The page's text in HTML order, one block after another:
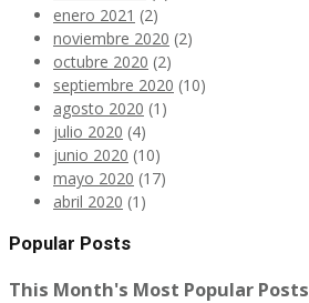
enero 2021 (2)
noviembre 2020 (2)
octubre 2020 (2)
septiembre 2020 (10)
agosto 2020 (1)
julio 2020 (4)
junio 2020 (10)
mayo 2020 (17)
abril 2020 (1)
Popular Posts
This Month's Most Popular Posts